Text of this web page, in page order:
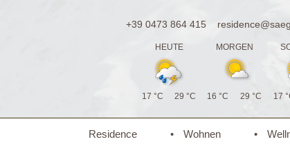
+39 0473 864 415
HEUTE MORGEN
17 °C 29 °C 16 °C 29 °C 17
Residence Wohnen